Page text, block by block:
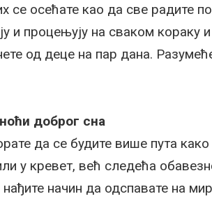
се осећате као да све радите
и процењују на сваком кораку
од деце на пар дана.
доброг сна
да се будите више пута како
у кревет, већ следећа
начин да одспавате на